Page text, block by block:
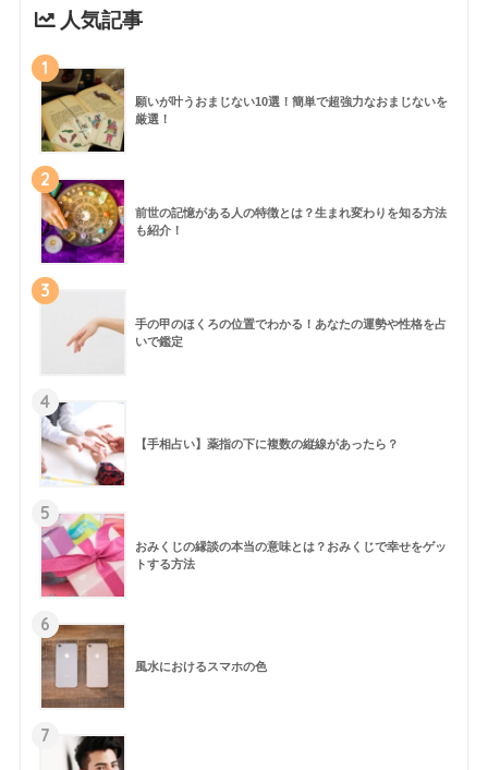
人気記事
1
願いが叶うおまじない10選！簡単で超強力なおまじないを
厳選！
2
前世の記憶がある人の特徴とは？生まれ変わりを知る方法
も紹介！
3
手の甲のほくろの位置でわかる！あなたの運勢や性格を占
いで鑑定
4
【手相占い】薬指の下に複数の縦線があったら？
5
おみくじの縁談の本当の意味とは？おみくじで幸せをゲッ
トする方法
6
風水におけるスマホの色
7